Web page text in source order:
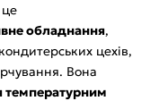
це
обладнання,
цехів,
Вона
температурним